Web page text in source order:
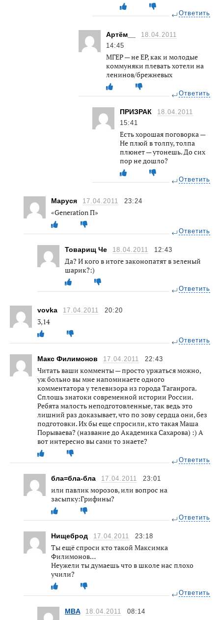
Ответить
Артём__
18.04.2011
14:45
МГЕР — не ЕР, как и молодые
коммуняки плевать хотели на
ленинов/брежневых
Ответить
ПРИЗРАК
18.04.2011
15:41
Есть хорошая поговорка —
Не плюй в толпу, толпа
плюнет — утонешь. До сих
пор не дошло?
Ответить
Маруся 17.04.2011 23:24
«Generation П»
Ответить
Товарищ Че 18.04.2011 12:43
Да? И кого в итоге законопатят в зеленый
шарик?:)
Ответить
vovka 17.04.2011 20:20
3,14
Ответить
Макс Филимонов 17.04.2011 22:43
Читать ваши комменты — просто уржаться можно,
уж больно вы мне напоминаете одного
комментатора у телевизора из города Таганрога.
Сплошь знатоки современной истории России.
Ребята малость неподготовленные, так ведь это
лишний раз доказывает, что по зову сердца они, без
подготовки. Их бы еще спросили, кто такая Маша
Порываева? (название до Академика Сахарова) :) А
вот интересно вы сами то знаете?
Ответить
бла=бла-бла 17.04.2011 23:01
или павлик морозов, или вопрос на
засыпку:Грифины?
Ответить
Нищеброд 17.04.2011 23:18
Ты ещё спроси кто такой Максимка
Филимонов…
Неужели ты думаешь что в школе нас плохо
учили?
Ответить
MBA 18.04.2011 08:14